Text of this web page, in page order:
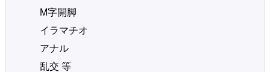
M字開脚
イラマチオ
アナル
乱交 等